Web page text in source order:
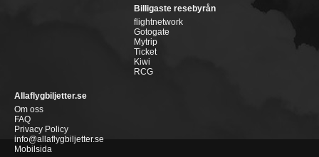
Billigaste resebyrån
flightnetwork
Gotogate
Mytrip
Ticket
Kiwi
RCG
Allaflygbiljetter.se
Om oss
FAQ
Privacy Policy
info@allaflygbiljetter.se
Mobilsida